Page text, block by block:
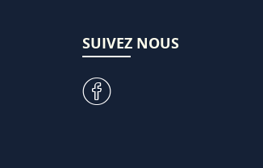
SUIVEZ NOUS
v